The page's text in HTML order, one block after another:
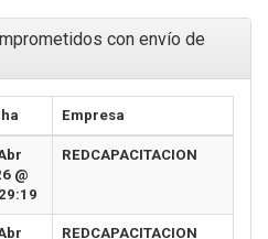
con envío de
Empresa
@
REDCAPACITACION
REDCAPACITACION